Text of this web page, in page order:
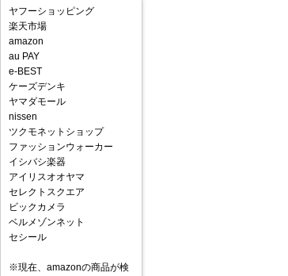
ヤフーショッピング
楽天市場
amazon
au PAY
e-BEST
ケーズデンキ
ヤマダモール
nissen
ツクモネットショップ
ファッションウォーカー
イシバシ楽器
アイリスオオヤマ
セレクトスクエア
ビックカメラ
ベルメゾンネット
セシール
※現在、amazonの商品が検